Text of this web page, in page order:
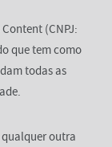
(CNPJ:
que tem como
todas as
outra